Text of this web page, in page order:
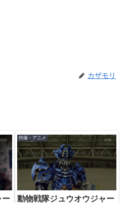
カザモリ
ー
特撮・アニメ
動物戦隊ジュウオウジャー